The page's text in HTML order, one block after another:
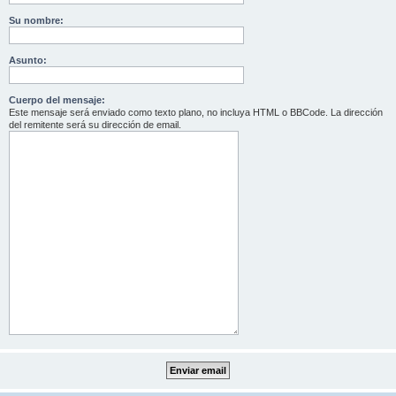
Su nombre:
Asunto:
Cuerpo del mensaje:
Este mensaje será enviado como texto plano, no incluya HTML o BBCode. La dirección
del remitente será su dirección de email.